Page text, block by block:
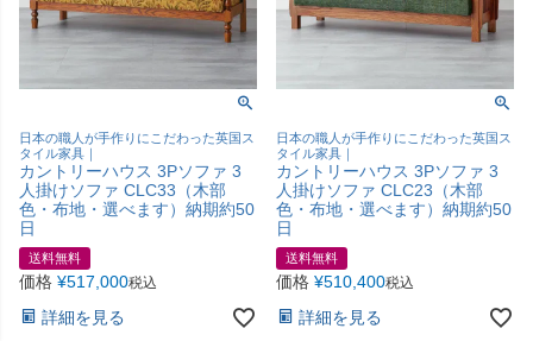
日本の職人が手作りにこだわった英国ス
タイル家具｜
カントリーハウス 3Pソファ 3
人掛けソファ CLC33（木部
色・布地・選べます）納期約50
日
送料無料
価格 ¥517,000税込
詳細を見る
日本の職人が手作りにこだわった英国ス
タイル家具｜
カントリーハウス 3Pソファ 3
人掛けソファ CLC23（木部
色・布地・選べます）納期約50
日
送料無料
価格 ¥510,400税込
詳細を見る